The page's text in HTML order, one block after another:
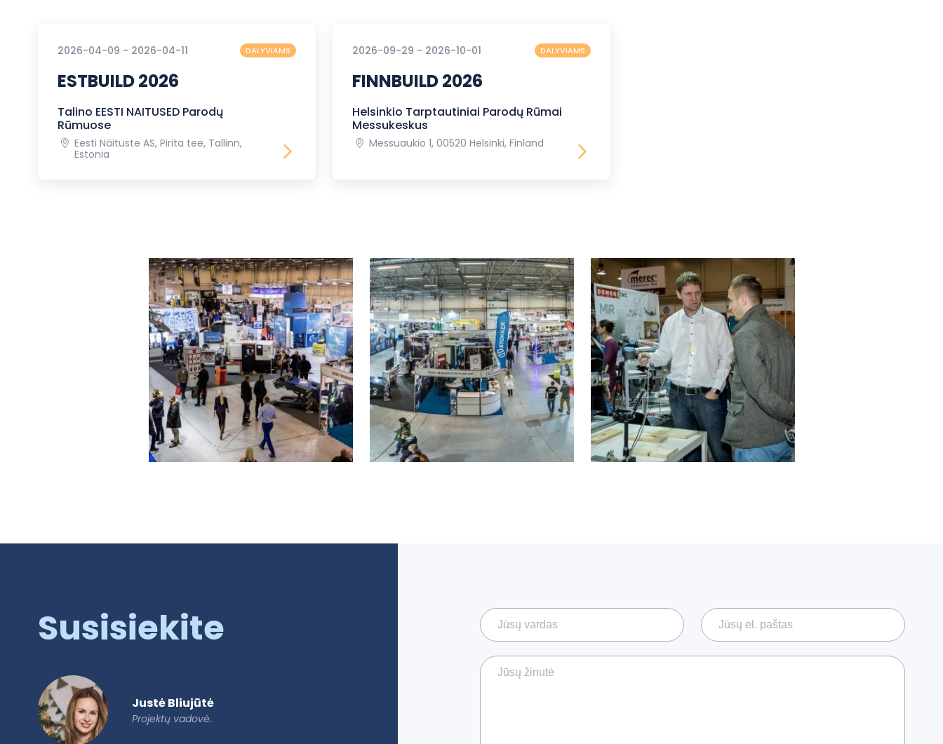
2026-04-09 - 2026-04-11 DALYVIAMS
ESTBUILD 2026
Talino EESTI NAITUSED Parodų
Rūmuose
Eesti Näituste AS, Pirita tee, Tallinn,
Estonia
2026-09-29 - 2026-10-01 DALYVIAMS
FINNBUILD 2026
Helsinkio Tarptautiniai Parodų Rūmai
Messukeskus
Messuaukio 1, 00520 Helsinki, Finland
Susisiekite
Justė Bliujūtė
Projektų vadovė.